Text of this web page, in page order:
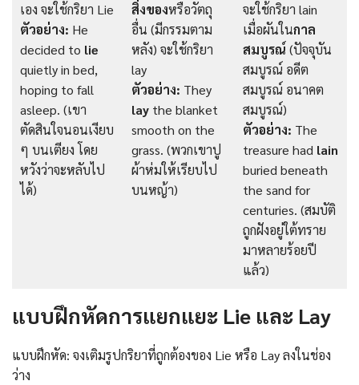
เอง จะใช้กริยา Lie
ตัวอย่าง: He
decided to lie
quietly in bed,
hoping to fall
asleep. (เขา
ตัดสินใจนอนเงียบ
ๆ บนเตียง โดย
หวังว่าจะหลับไป
ได้)
สิ่งของหรือวัตถุ
อื่น (มีกรรมตาม
หลัง) จะใช้กริยา
lay
ตัวอย่าง: They
lay the blanket
smooth on the
grass. (พวกเขาปู
ผ้าห่มให้เรียบไป
บนหญ้า)
จะใช้กริยา lain
เมื่อผันในกาล
สมบูรณ์ (ปัจจุบัน
สมบูรณ์ อดีต
สมบูรณ์ อนาคต
สมบูรณ์)
ตัวอย่าง: The
treasure had lain
buried beneath
the sand for
centuries. (สมบัติ
ถูกฝังอยู่ใต้ทราย
มาหลายร้อยปี
แล้ว)
แบบฝึกหัดการแยกแยะ Lie และ Lay
แบบฝึกหัด: จงเติมรูปกริยาที่ถูกต้องของ Lie หรือ Lay ลงในช่อง
ว่าง